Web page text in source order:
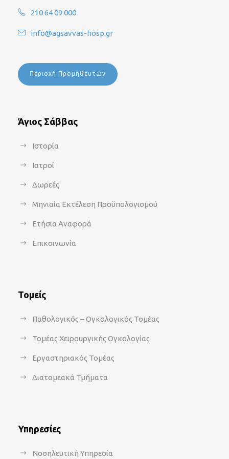
210 64 09 000
info@agsavvas-hosp.gr
Περιοχή Προμηθευτών
Άγιος Σάββας
Ιστορία
Ιατροί
Δωρεές
Μηνιαία Εκτέλεση Προϋπολογισμού
Ετήσια Αναφορά
Επικοινωνία
Τομείς
Παθολογικός – Ογκολογικός Τομέας
Τομέας Χειρουργικής Ογκολογίας
Εργαστηριακός Τομέας
Διατομεακά Τμήματα
Υπηρεσίες
Νοσηλευτική Υπηρεσία